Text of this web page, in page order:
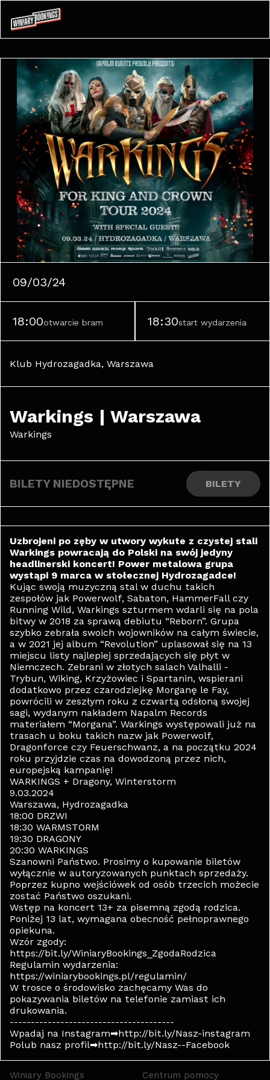
09/03/24
18:00otwarcie bram 18:30start wydarzenia
Klub Hydrozagadka, Warszawa
Warkings | Warszawa
Warkings
BILETY NIEDOSTĘPNE BILETY
Uzbrojeni po zęby w utwory wykute z czystej stali
Warkings powracają do Polski na swój jedyny
headlinerski koncert! Power metalowa grupa
wystąpi 9 marca w stołecznej Hydrozagadce!
Kując swoją muzyczną stal w duchu takich
zespołów jak Powerwolf, Sabaton, HammerFall czy
Running Wild, Warkings szturmem wdarli się na pola
bitwy w 2018 za sprawą debiutu “Reborn”. Grupa
szybko zebrała swoich wojowników na całym świecie,
a w 2021 jej album “Revolution” uplasował się na 13
miejscu listy najlepiej sprzedających się płyt w
Niemczech. Zebrani w złotych salach Valhalli -
Trybun, Wiking, Krzyżowiec i Spartanin, wspierani
dodatkowo przez czarodziejkę Morganę le Fay,
powrócili w zeszłym roku z czwartą odsłoną swojej
sagi, wydanym nakładem Napalm Records
materiałem “Morgana”. Warkings występowali już na
trasach u boku takich nazw jak Powerwolf,
Dragonforce czy Feuerschwanz, a na początku 2024
roku przyjdzie czas na dowodzoną przez nich,
europejską kampanię!
WARKINGS + Dragony, Winterstorm
9.03.2024
Warszawa, Hydrozagadka
18:00 DRZWI
18:30 WARMSTORM
19:30 DRAGONY
20:30 WARKINGS
Szanowni Państwo. Prosimy o kupowanie biletów
wyłącznie w autoryzowanych punktach sprzedaży.
Poprzez kupno wejściówek od osób trzecich możecie
zostać Państwo oszukani.
Wstęp na koncert 13+ za pisemną zgodą rodzica.
Poniżej 13 lat, wymagana obecność pełnoprawnego
opiekuna.
Wzór zgody:
https://bit.ly/WiniaryBookings_ZgodaRodzica
Regulamin wydarzenia:
https://winiarybookings.pl/regulamin/
W trosce o środowisko zachęcamy Was do
pokazywania biletów na telefonie zamiast ich
drukowania.
---------------------------------------
Wpadaj na Instagram➡http://bit.ly/Nasz-instagram
Polub nasz profil➡http://bit.ly/Nasz--Facebook
Winiary Bookings Centrum pomocy